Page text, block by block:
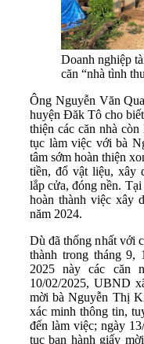
Doanh nghiệp
căn “nhà tình
Ông Nguyễn Văn
huyện Đăk Tô cho
thiện các căn nhà
tục làm việc với bà
tâm sớm hoàn thiện
tiền, đổ vật liệu, xây
lắp cửa, đóng nền.
hoàn thành việc xây
năm 2024.
Dù đã thống nhất với
thành trong tháng 9,
2025 này các căn
10/02/2025, UBND
mời bà Nguyễn Thị
xác minh thông tin,
đến làm việc; ngày
tục ban hành giấy